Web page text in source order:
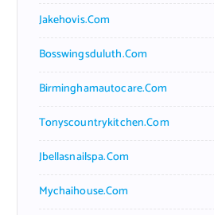
Jakehovis.com
Bosswingsduluth.com
Birminghamautocare.com
Tonyscountrykitchen.com
Jbellasnailspa.com
Mychaihouse.com